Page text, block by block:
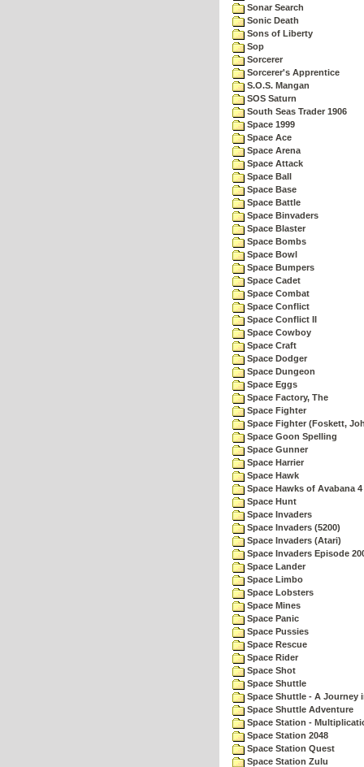
Sonar Search
Sonic Death
Sons of Liberty
Sop
Sorcerer
Sorcerer's Apprentice
S.O.S. Mangan
SOS Saturn
South Seas Trader 1906
Space 1999
Space Ace
Space Arena
Space Attack
Space Ball
Space Base
Space Battle
Space Binvaders
Space Blaster
Space Bombs
Space Bowl
Space Bumpers
Space Cadet
Space Combat
Space Conflict
Space Conflict II
Space Cowboy
Space Craft
Space Dodger
Space Dungeon
Space Eggs
Space Factory, The
Space Fighter
Space Fighter (Foskett,
Space Goon Spelling
Space Gunner
Space Harrier
Space Hawk
Space Hawks of Avabana 4
Space Hunt
Space Invaders
Space Invaders (5200)
Space Invaders (Atari)
Space Invaders Episode
Space Lander
Space Limbo
Space Lobsters
Space Mines
Space Panic
Space Pussies
Space Rescue
Space Rider
Space Shot
Space Shuttle
Space Shuttle - A Journey
Space Shuttle Adventure
Space Station -
Space Station 2048
Space Station Quest
Space Station Zulu